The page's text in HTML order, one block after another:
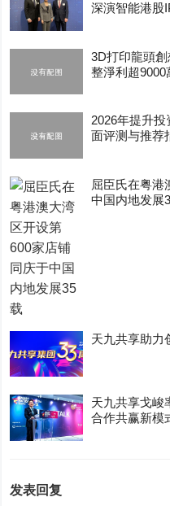
深演智能港股
3D打印龍頭
整淨利超9000
2026年提升
面评测与推荐
屈臣氏在粤港
中国内地发展
天九共享助力
天九共享戈峻
合作共赢新模
发表回复